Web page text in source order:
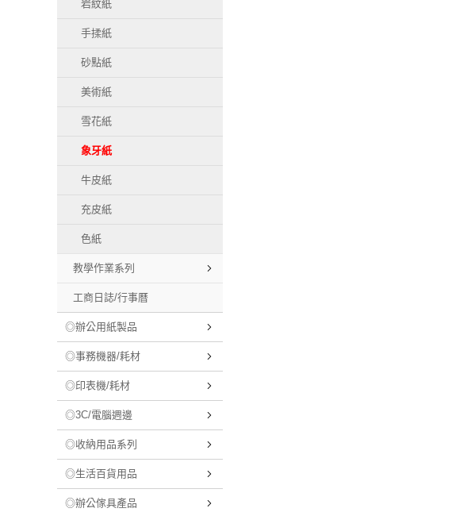
岩紋紙
手揉紙
砂點紙
美術紙
雪花紙
象牙紙
牛皮紙
充皮紙
色紙
教學作業系列
工商日誌/行事曆
◎辦公用紙製品
◎事務機器/耗材
◎印表機/耗材
◎3C/電腦週邊
◎收納用品系列
◎生活百貨用品
◎辦公傢具產品